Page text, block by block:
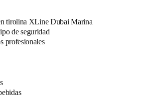
tirolina XLine Dubai Marina
de seguridad
profesionales